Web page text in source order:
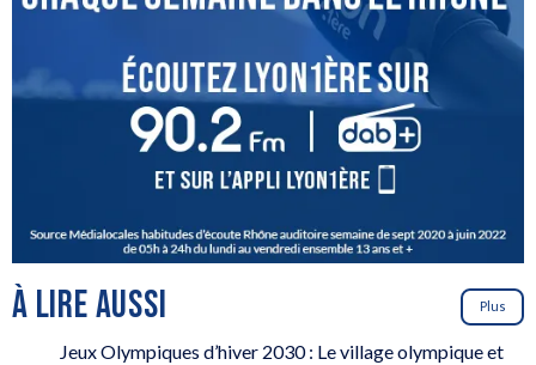
À LIRE AUSSI Plus
Jeux Olympiques d’hiver 2030 : Le village olympique et